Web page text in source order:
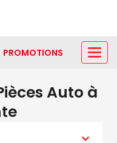
PROMOTIONS
Auto à